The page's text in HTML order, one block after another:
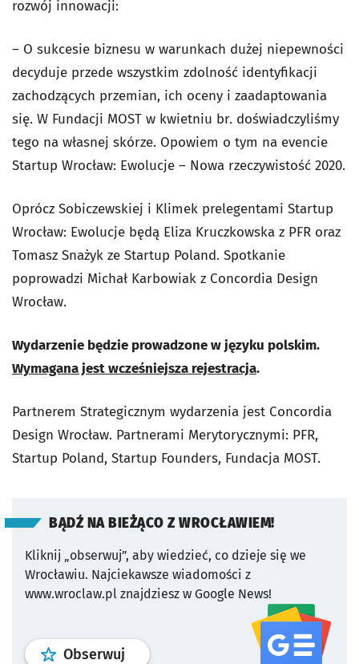
rozwój innowacji:
– O sukcesie biznesu w warunkach dużej niepewności
decyduje przede wszystkim zdolność identyfikacji
zachodzących przemian, ich oceny i zaadaptowania
się. W Fundacji MOST w kwietniu br. doświadczyliśmy
tego na własnej skórze. Opowiem o tym na evencie
Startup Wrocław: Ewolucje – Nowa rzeczywistość 2020.
Oprócz Sobiczewskiej i Klimek prelegentami Startup
Wrocław: Ewolucje będą Eliza Kruczkowska z PFR oraz
Tomasz Snażyk ze Startup Poland. Spotkanie
poprowadzi Michał Karbowiak z Concordia Design
Wrocław.
Wydarzenie będzie prowadzone w języku polskim.
Wymagana jest wcześniejsza rejestracja.
Partnerem Strategicznym wydarzenia jest Concordia
Design Wrocław. Partnerami Merytorycznymi: PFR,
Startup Poland, Startup Founders, Fundacja MOST.
BĄDŹ NA BIEŻĄCO Z WROCŁAWIEM!
Kliknij „obserwuj”, aby wiedzieć, co dzieje się we
Wrocławiu. Najciekawsze wiadomości z
www.wroclaw.pl znajdziesz w Google News!
Obserwuj profil serwisu